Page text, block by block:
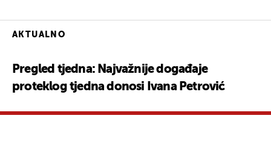
AKTUALNO
Pregled tjedna: Najvažnije događaje
proteklog tjedna donosi Ivana Petrović